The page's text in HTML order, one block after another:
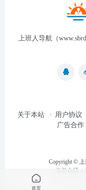
上班人导航（
关于本站 用户协议
广告合作
Copyright © 上
当前在线：
首页